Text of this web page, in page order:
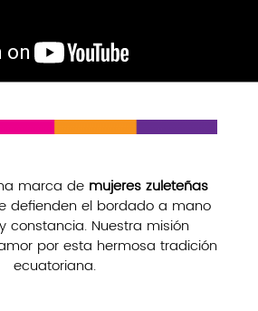
marca de mujeres zuleteñas
defienden el bordado a mano
constancia. Nuestra misión
por esta hermosa tradición
ecuatoriana.